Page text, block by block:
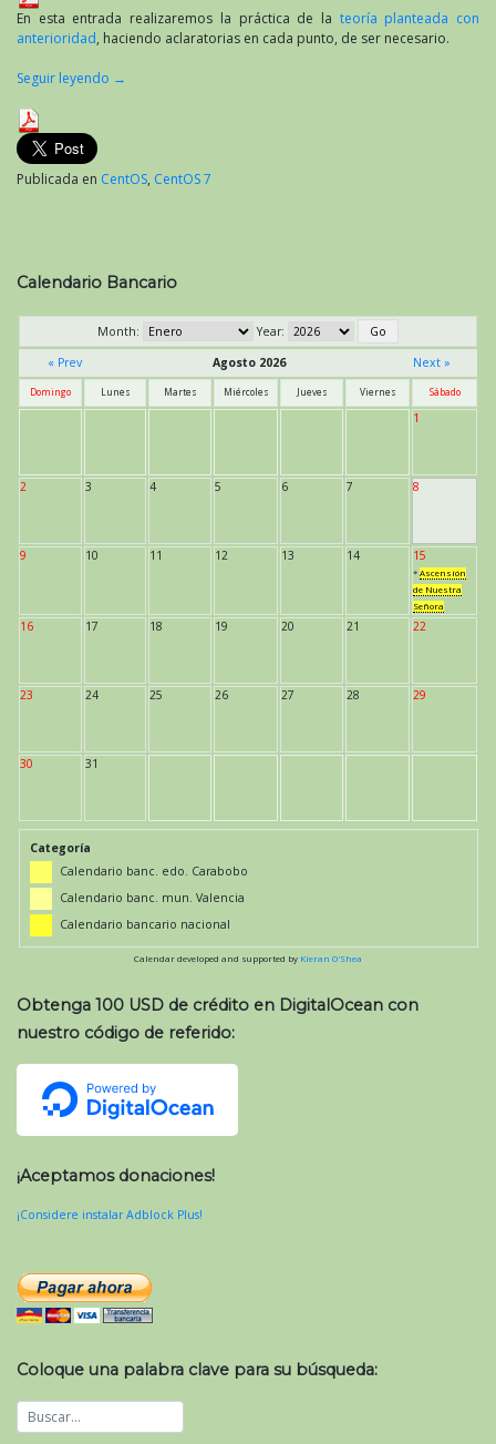
En esta entrada realizaremos la práctica de la teoría planteada con
anterioridad, haciendo aclaratorias en cada punto, de ser necesario.
Seguir leyendo →
Publicada en CentOS, CentOS 7
Calendario Bancario
Month:
Year:
« Prev
Agosto 2026 Next »
Domingo Lunes Martes Miércoles Jueves Viernes Sábado
1
2 3 4 5 6 7 8
9 10 11 12 13 14 15
* Ascensión
de Nuestra
Señora
16 17 18 19 20 21 22
23 24 25 26 27 28 29
30 31
Categoría
Calendario banc. edo. Carabobo
Calendario banc. mun. Valencia
Calendario bancario nacional
Calendar developed and supported by Kieran O'Shea
Obtenga 100 USD de crédito en DigitalOcean con
nuestro código de referido:
¡Aceptamos donaciones!
¡Considere instalar Adblock Plus!
Coloque una palabra clave para su búsqueda: